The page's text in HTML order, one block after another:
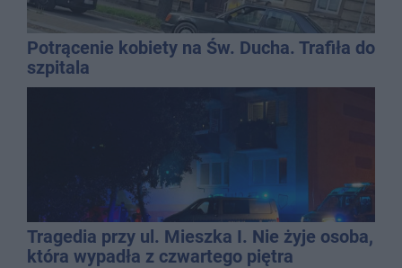
Potrącenie kobiety na Św. Ducha. Trafiła do
szpitala
Tragedia przy ul. Mieszka I. Nie żyje osoba,
która wypadła z czwartego piętra